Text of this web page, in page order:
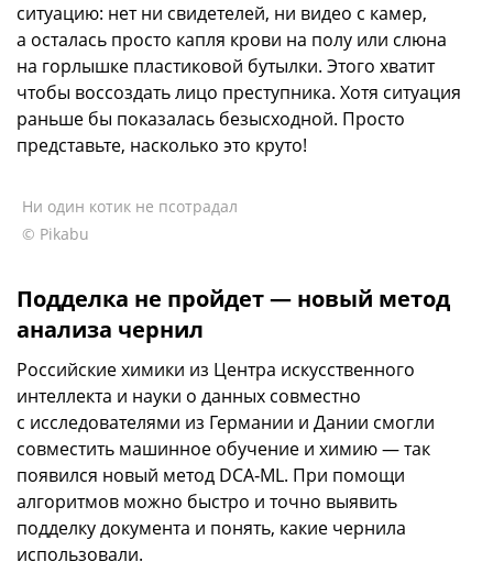
ситуацию: нет ни свидетелей, ни видео с камер,
а осталась просто капля крови на полу или слюна
на горлышке пластиковой бутылки. Этого хватит
чтобы воссоздать лицо преступника. Хотя ситуация
раньше бы показалась безысходной. Просто
представьте, насколько это круто!
Ни один котик не псотрадал
© Pikabu
Подделка не пройдет — новый метод
анализа чернил
Российские химики из Центра искусственного
интеллекта и науки о данных совместно
с исследователями из Германии и Дании смогли
совместить машинное обучение и химию — так
появился новый метод DCA‑ML. При помощи
алгоритмов можно быстро и точно выявить
подделку документа и понять, какие чернила
использовали.